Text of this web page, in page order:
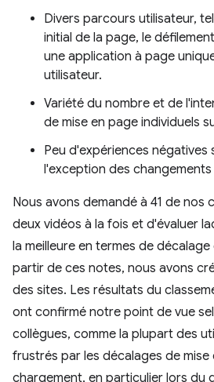
Divers parcours utilisateur,
initial de la page, le
une application à page
utilisateur.
Variété du nombre et de
de mise en page individuels
Peu d'expériences négatives
l'exception des
Nous avons demandé à 41 de nos
deux vidéos à la fois et d'évaluer
la meilleure en termes de
partir de ces notes, nous avons
des sites. Les résultats du
ont confirmé notre point de vue
collègues, comme la plupart des
frustrés par les décalages de mise
chargement, en particulier lors du